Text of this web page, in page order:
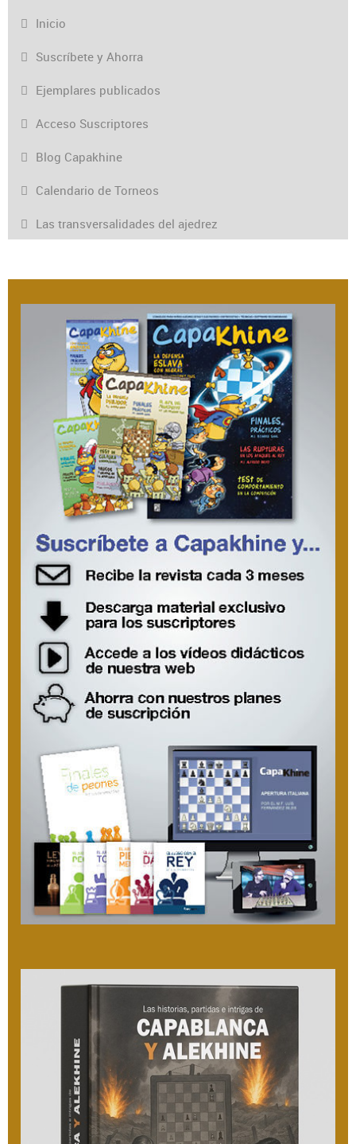
Inicio
Suscríbete y Ahorra
Ejemplares publicados
Acceso Suscriptores
Blog Capakhine
Calendario de Torneos
Las transversalidades del ajedrez